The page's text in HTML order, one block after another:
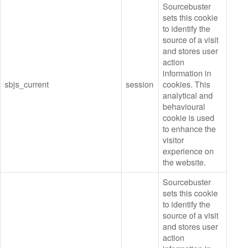
sbjs_current session
Sourcebuster
sets this cookie
to identify the
source of a visit
and stores user
action
information in
cookies. This
analytical and
behavioural
cookie is used
to enhance the
visitor
experience on
the website.
Sourcebuster
sets this cookie
to identify the
source of a visit
and stores user
action